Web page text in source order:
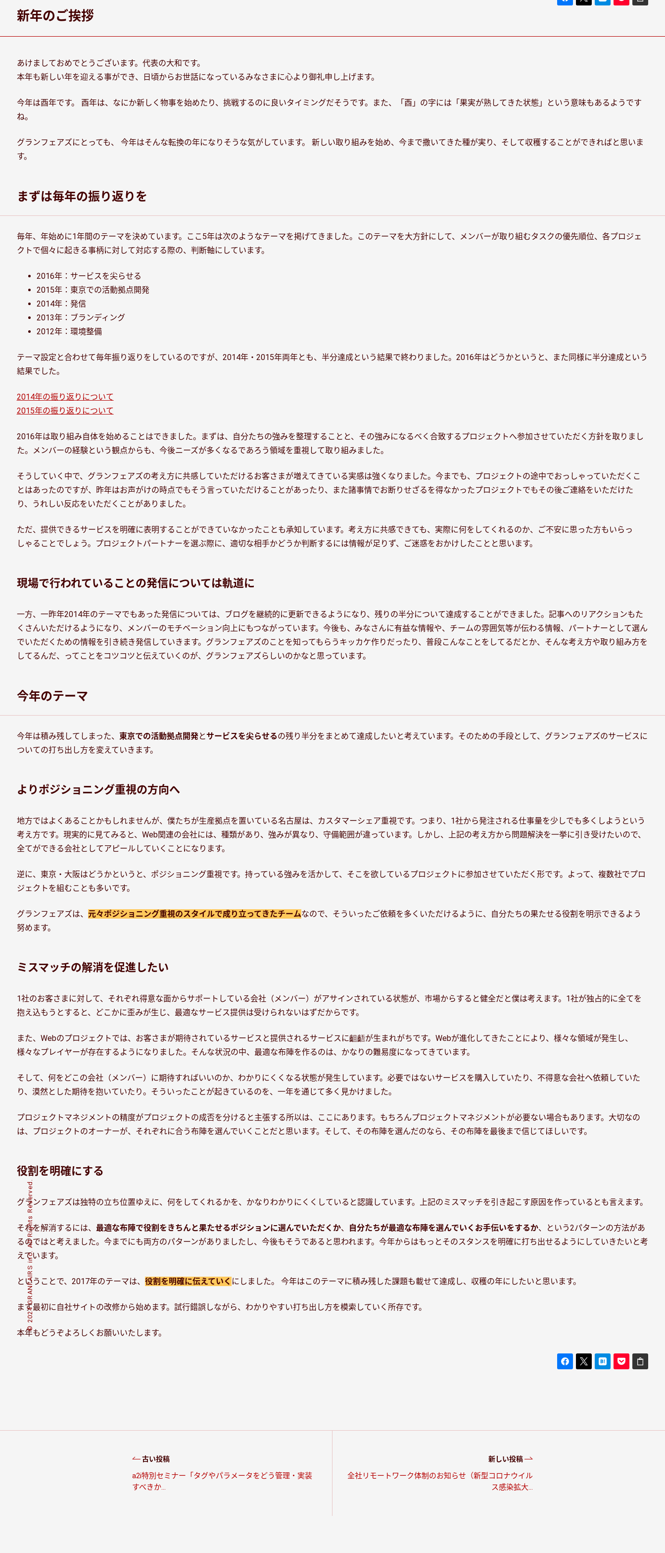
© 2024 GRANFAIRS inc. All Rights Reserved.
新年のご挨拶
あけましておめでとうございます。代表の大和です。
本年も新しい年を迎える事ができ、日頃からお世話になっているみなさまに心より御礼申し上げます。
今年は酉年です。 酉年は、なにか新しく物事を始めたり、挑戦するのに良いタイミングだそうです。また、「酉」の字には「果実が熟してきた状態」という意味もあるようです
ね。
グランフェアズにとっても、 今年はそんな転換の年になりそうな気がしています。 新しい取り組みを始め、今まで撒いてきた種が実り、そして収穫することができればと思いま
す。
まずは毎年の振り返りを
毎年、年始めに1年間のテーマを決めています。ここ5年は次のようなテーマを掲げてきました。このテーマを大方針にして、メンバーが取り組むタスクの優先順位、各プロジェ
クトで個々に起きる事柄に対して対応する際の、判断軸にしています。
2016年：サービスを尖らせる
2015年：東京での活動拠点開発
2014年：発信
2013年：ブランディング
2012年：環境整備
テーマ設定と合わせて毎年振り返りをしているのですが、2014年・2015年両年とも、半分達成という結果で終わりました。2016年はどうかというと、また同様に半分達成という
結果でした。
2014年の振り返りについて
2015年の振り返りについて
2016年は取り組み自体を始めることはできました。まずは、自分たちの強みを整理することと、その強みになるべく合致するプロジェクトへ参加させていただく方針を取りまし
た。メンバーの経験という観点からも、今後ニーズが多くなるであろう領域を重視して取り組みました。
そうしていく中で、グランフェアズの考え方に共感していただけるお客さまが増えてきている実感は強くなりました。今までも、プロジェクトの途中でおっしゃっていただくこ
とはあったのですが、昨年はお声がけの時点でもそう言っていただけることがあったり、また諸事情でお断りせざるを得なかったプロジェクトでもその後ご連絡をいただけた
り、うれしい反応をいただくことがありました。
ただ、提供できるサービスを明確に表明することができていなかったことも承知しています。考え方に共感できても、実際に何をしてくれるのか、ご不安に思った方もいらっ
しゃることでしょう。プロジェクトパートナーを選ぶ際に、適切な相手かどうか判断するには情報が足りず、ご迷惑をおかけしたことと思います。
現場で行われていることの発信については軌道に
一方、一昨年2014年のテーマでもあった発信については、ブログを継続的に更新できるようになり、残りの半分について達成することができました。記事へのリアクションもた
くさんいただけるようになり、メンバーのモチベーション向上にもつながっています。今後も、みなさんに有益な情報や、チームの雰囲気等が伝わる情報、パートナーとして選ん
でいただくための情報を引き続き発信していきます。グランフェアズのことを知ってもらうキッカケ作りだったり、普段こんなことをしてるだとか、そんな考え方や取り組み方を
してるんだ、ってことをコツコツと伝えていくのが、グランフェアズらしいのかなと思っています。
今年のテーマ
今年は積み残してしまった、 東京での活動拠点開発と サービスを尖らせるの残り半分をまとめて達成したいと考えています。そのための手段として、グランフェアズのサービスに
ついての打ち出し方を変えていきます。
よりポジショニング重視の方向へ
地方ではよくあることかもしれませんが、僕たちが生産拠点を置いている名古屋は、カスタマーシェア重視です。つまり、1社から発注される仕事量を少しでも多くしようという
考え方です。現実的に見てみると、Web関連の会社には、種類があり、強みが異なり、守備範囲が違っています。しかし、上記の考え方から問題解決を一挙に引き受けたいので、
全てができる会社としてアピールしていくことになります。
逆に、東京・大阪はどうかというと、ポジショニング重視です。持っている強みを活かして、そこを欲しているプロジェクトに参加させていただく形です。よって、複数社でプロ
ジェクトを組むことも多いです。
グランフェアズは、 元々ポジショニング重視のスタイルで成り立ってきたチームなので、そういったご依頼を多くいただけるように、自分たちの果たせる役割を明示できるよう
努めます。
ミスマッチの解消を促進したい
1社のお客さまに対して、それぞれ得意な面からサポートしている会社（メンバー）がアサインされている状態が、市場からすると健全だと僕は考えます。1社が独占的に全てを
抱え込もうとすると、どこかに歪みが生じ、最適なサービス提供は受けられないはずだからです。
また、Webのプロジェクトでは、お客さまが期待されているサービスと提供されるサービスに齟齬が生まれがちです。Webが進化してきたことにより、様々な領域が発生し、
様々なプレイヤーが存在するようになりました。そんな状況の中、最適な布陣を作るのは、かなりの難易度になってきています。
そして、何をどこの会社（メンバー）に期待すればいいのか、わかりにくくなる状態が発生しています。必要ではないサービスを購入していたり、不得意な会社へ依頼していた
り、漠然とした期待を抱いていたり。そういったことが起きているのを、一年を通じて多く見かけました。
プロジェクトマネジメントの精度がプロジェクトの成否を分けると主張する所以は、ここにあります。もちろんプロジェクトマネジメントが必要ない場合もあります。大切なの
は、プロジェクトのオーナーが、それぞれに合う布陣を選んでいくことだと思います。そして、その布陣を選んだのなら、その布陣を最後まで信じてほしいです。
役割を明確にする
グランフェアズは独特の立ち位置ゆえに、何をしてくれるかを、かなりわかりにくくしていると認識しています。上記のミスマッチを引き起こす原因を作っているとも言えます。
それを解消するには、 最適な布陣で役割をきちんと果たせるポジションに選んでいただくか、 自分たちが最適な布陣を選んでいくお手伝いをするか、という2パターンの方法があ
るのではと考えました。今までにも両方のパターンがありましたし、今後もそうであると思われます。今年からはもっとそのスタンスを明確に打ち出せるようにしていきたいと考
えています。
ということで、2017年のテーマは、 役割を明確に伝えていく にしました。 今年はこのテーマに積み残した課題も載せて達成し、収穫の年にしたいと思います。
まず最初に自社サイトの改修から始めます。試行錯誤しながら、わかりやすい打ち出し方を模索していく所存です。
本年もどうぞよろしくお願いいたします。
古い投稿
a2i特別セミナー「タグやパラメータをどう管理・実装
すべきか…
新しい投稿
全社リモートワーク体制のお知らせ（新型コロナウイル
ス感染拡大…